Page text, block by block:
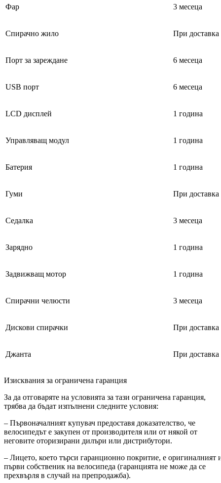
Фар 3 месеца
Спирачно жило При доставка
Порт за зареждане 6 месеца
USB порт 6 месеца
LCD дисплей 1 година
Управляващ модул 1 година
Батерия 1 година
Гуми При доставка
Седалка 3 месеца
Зарядно 1 година
Задвижващ мотор 1 година
Спирачни челюсти 3 месеца
Дискови спирачки При доставка
Джанта При доставка
Изисквания за ограничена гаранция
За да отговаряте на условията за тази ограничена гаранция,
трябва да бъдат изпълнени следните условия:
– Първоначалният купувач предоставя доказателство, че
велосипедът е закупен от производителя или от някой от
неговите оторизирани дилъри или дистрибутори.
– Лицето, което търси гаранционно покритие, е оригиналният
първи собственик на велосипеда (гаранцията не може да се
прехвърля в случай на препродажба).